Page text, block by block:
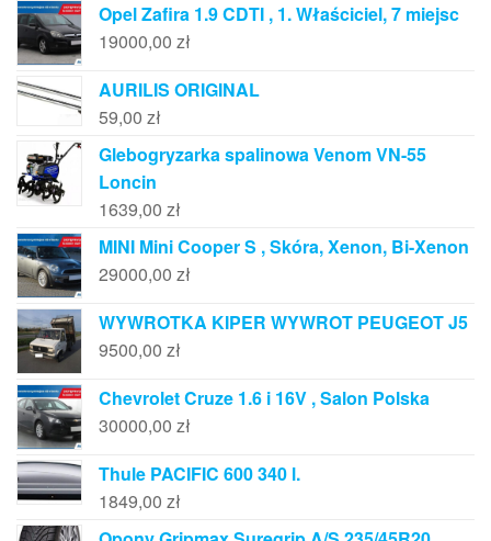
Opel Zafira 1.9 CDTI , 1. Właściciel, 7 miejsc
19000,00 zł
AURILIS ORIGINAL
59,00 zł
Glebogryzarka spalinowa Venom VN-55
Loncin
1639,00 zł
MINI Mini Cooper S , Skóra, Xenon, Bi-Xenon
29000,00 zł
WYWROTKA KIPER WYWROT PEUGEOT J5
9500,00 zł
Chevrolet Cruze 1.6 i 16V , Salon Polska
30000,00 zł
Thule PACIFIC 600 340 l.
1849,00 zł